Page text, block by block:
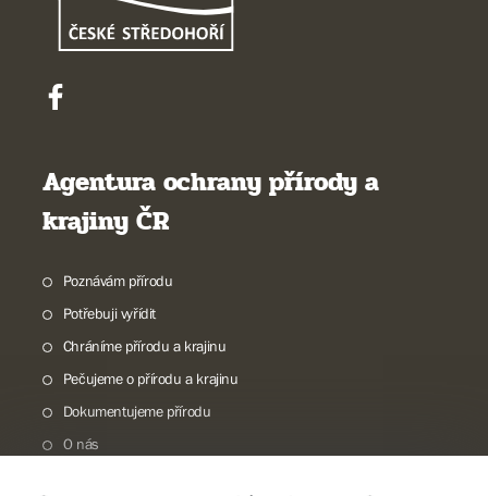
Agentura ochrany přírody a
krajiny ČR
Poznávám přírodu
Potřebuji vyřídit
Chráníme přírodu a krajinu
Pečujeme o přírodu a krajinu
Dokumentujeme přírodu
O nás